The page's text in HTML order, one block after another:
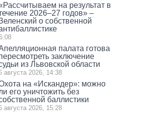
на результат в
2026–27 годов» –
о собственной
палата готова
заключение
из Львовской области
августа 2026, 14:38
на «Искандер»: можно
его уничтожить без
баллистики
августа 2026, 15:28